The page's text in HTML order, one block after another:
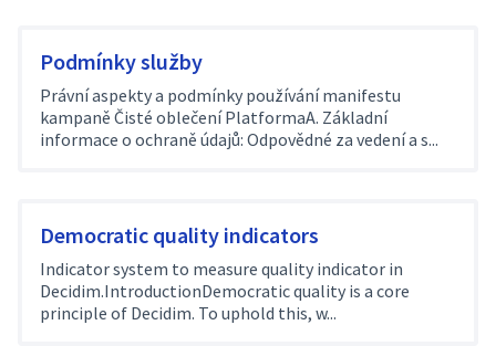
Podmínky služby
Právní aspekty a podmínky používání manifestu
kampaně Čisté oblečení PlatformaA. Základní
informace o ochraně údajů: Odpovědné za vedení a s...
Democratic quality indicators
Indicator system to measure quality indicator in
Decidim.IntroductionDemocratic quality is a core
principle of Decidim. To uphold this, w...